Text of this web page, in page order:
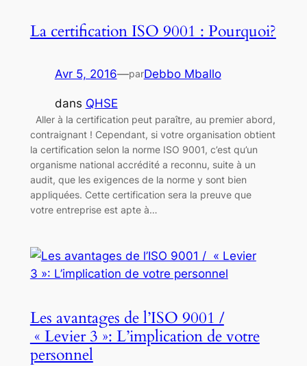
La certification ISO 9001 : Pourquoi?
Avr 5, 2016—parDebbo Mballo
dans QHSE
Aller à la certification peut paraître, au premier abord,
contraignant ! Cependant, si votre organisation obtient
la certification selon la norme ISO 9001, c’est qu’un
organisme national accrédité a reconnu, suite à un
audit, que les exigences de la norme y sont bien
appliquées. Cette certification sera la preuve que
votre entreprise est apte à…
Les avantages de l’ISO 9001 /
« Levier 3 »: L’implication de votre
personnel